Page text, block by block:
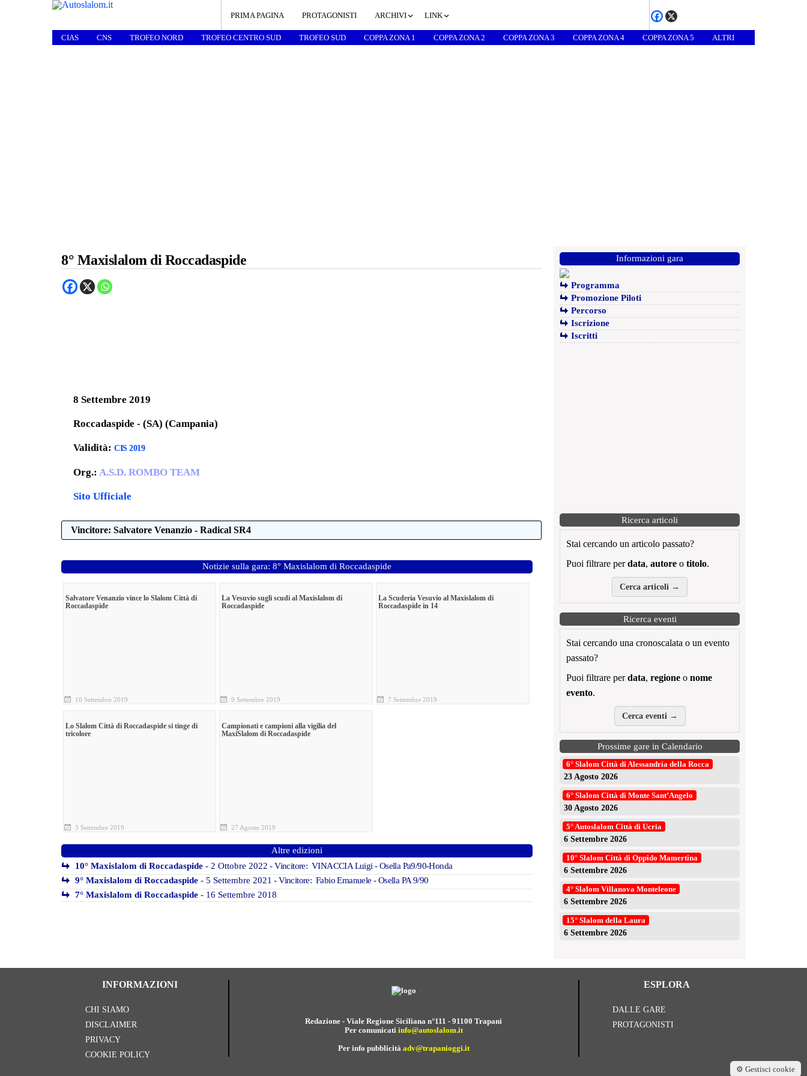
PRIMA PAGINA PROTAGONISTI ARCHIVI LINK
CIAS CNS TROFEO NORD TROFEO CENTRO SUD TROFEO SUD COPPA ZONA 1 COPPA ZONA 2 COPPA ZONA 3 COPPA ZONA 4 COPPA ZONA 5 ALTRI
8° Maxislalom di Roccadaspide
8 Settembre 2019
Roccadaspide - (SA) (Campania)
Validità: CIS 2019
Org.: A.S.D. ROMBO TEAM
Sito Ufficiale
Vincitore: Salvatore Venanzio - Radical SR4
Informazioni gara
Programma
Promozione Piloti
Percorso
Iscrizione
Iscritti
Ricerca articoli
Stai cercando un articolo passato?
Puoi filtrare perdata, autore o titolo.
Cerca articoli →
Ricerca eventi
Stai cercando una cronoscalata o un evento
passato?
Puoi filtrare perdata, regione o nome
evento.
Cerca eventi →
Prossime gare in Calendario
6° Slalom Città di Alessandria della Rocca
23 Agosto 2026
6° Slalom Città di Monte Sant’Angelo
30 Agosto 2026
5° Autoslalom Città di Ucria
6 Settembre 2026
10° Slalom Città di Oppido Mamertina
6 Settembre 2026
4° Slalom Villanova Monteleone
6 Settembre 2026
15° Slalom della Laura
6 Settembre 2026
Notizie sulla gara: 8° Maxislalom di Roccadaspide
Salvatore Venanzio vince lo Slalom Città di
Roccadaspide
10 Settembre 2019
La Vesuvio sugli scudi al Maxislalom di
Roccadaspide
9 Settembre 2019
La Scuderia Vesuvio al Maxislalom di
Roccadaspide in 14
7 Settembre 2019
Lo Slalom Città di Roccadaspide si tinge di
tricolore
3 Settembre 2019
Campionati e campioni alla vigilia del
MaxiSlalom di Roccadaspide
27 Agosto 2019
Altre edizioni
10° Maxislalom di Roccadaspide - 2 Ottobre 2022 - Vincitore: VINACCIA Luigi - Osella Pa9/90-Honda
9° Maxislalom di Roccadaspide - 5 Settembre 2021 - Vincitore: Fabio Emanuele - Osella PA 9/90
7° Maxislalom di Roccadaspide - 16 Settembre 2018
INFORMAZIONI
CHI SIAMO
DISCLAIMER
PRIVACY
COOKIE POLICY
Redazione - Viale Regione Siciliana n°111 - 91100 Trapani
Per comunicati info@autoslalom.it
Per info pubblicità adv@trapanioggi.it
ESPLORA
DALLE GARE
PROTAGONISTI
⚙️ Gestisci cookie